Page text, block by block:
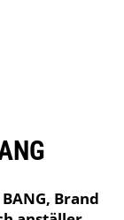
Brand